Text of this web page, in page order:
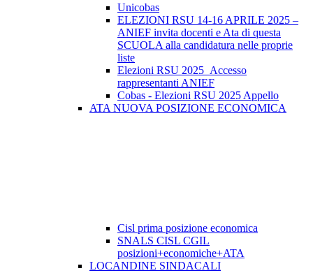
Unicobas
ELEZIONI RSU 14-16 APRILE 2025 –
ANIEF invita docenti e Ata di questa
SCUOLA alla candidatura nelle proprie
liste
Elezioni RSU 2025_Accesso
rappresentanti ANIEF
Cobas - Elezioni RSU 2025 Appello
ATA NUOVA POSIZIONE ECONOMICA
Cisl prima posizione economica
SNALS CISL CGIL
posizioni+economiche+ATA
LOCANDINE SINDACALI